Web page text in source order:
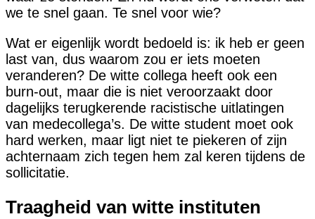
we te snel gaan. Te snel voor wie?
Wat er eigenlijk wordt bedoeld is: ik heb er geen
last van, dus waarom zou er iets moeten
veranderen? De witte collega heeft ook een
burn-out, maar die is niet veroorzaakt door
dagelijks terugkerende racistische uitlatingen
van medecollega’s. De witte student moet ook
hard werken, maar ligt niet te piekeren of zijn
achternaam zich tegen hem zal keren tijdens de
sollicitatie.
Traagheid van witte instituten